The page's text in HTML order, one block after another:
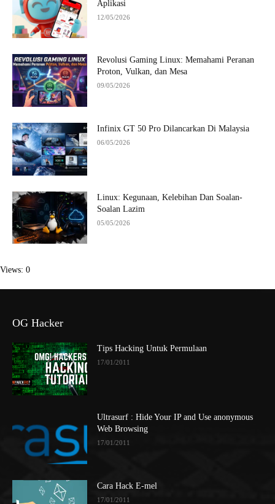
Aplikasi
12/05/2026
Revolusi Gaming Linux: Memahami Peranan
Proton, Vulkan, dan Mesa
09/05/2026
Infinix GT 50 Pro Dilancarkan Di Malaysia
06/05/2026
Linux: Kegunaan, Kelebihan Dan Soalan-
Soalan Lazim
05/05/2026
Views: 0
OG Hacker
Tips Hacking Untuk Permulaan
17/01/2011
Ultrasurf : Hide Your IP and Use anonymous
Web Browsing
17/01/2011
Cara Hack E-mel
17/01/2011